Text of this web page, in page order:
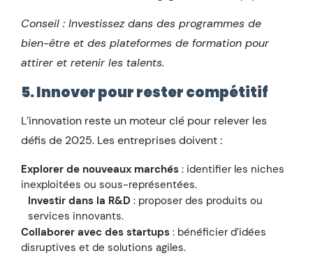
Conseil : Investissez dans des programmes de
bien-être et des plateformes de formation pour
attirer et retenir les talents.
5. Innover pour rester compétitif
L’innovation reste un moteur clé pour relever les
défis de 2025. Les entreprises doivent :
Explorer de nouveaux marchés : identifier les niches
inexploitées ou sous-représentées.
Investir dans la R&D : proposer des produits ou
services innovants.
Collaborer avec des startups : bénéficier d’idées
disruptives et de solutions agiles.